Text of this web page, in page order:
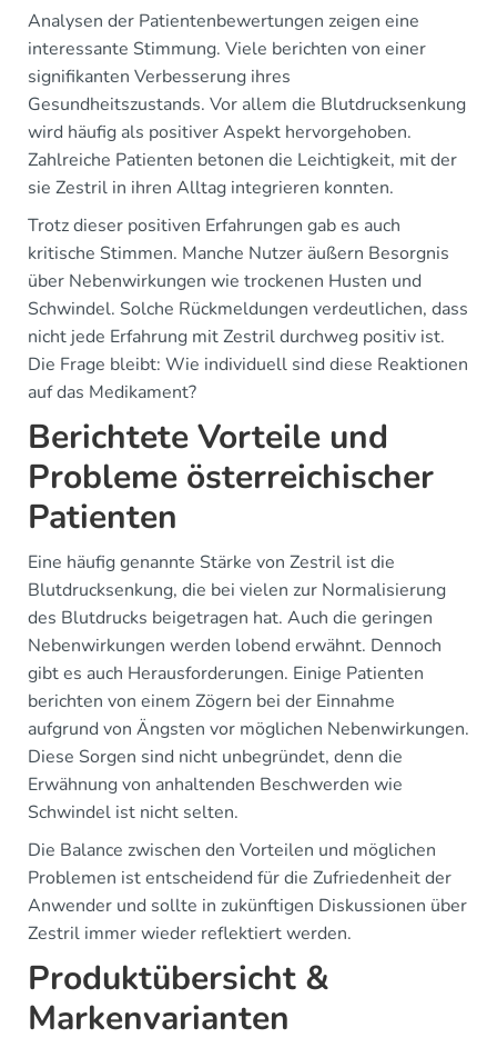
Analysen der Patientenbewertungen zeigen eine
interessante Stimmung. Viele berichten von einer
signifikanten Verbesserung ihres
Gesundheitszustands. Vor allem die Blutdrucksenkung
wird häufig als positiver Aspekt hervorgehoben.
Zahlreiche Patienten betonen die Leichtigkeit, mit der
sie Zestril in ihren Alltag integrieren konnten.
Trotz dieser positiven Erfahrungen gab es auch
kritische Stimmen. Manche Nutzer äußern Besorgnis
über Nebenwirkungen wie trockenen Husten und
Schwindel. Solche Rückmeldungen verdeutlichen, dass
nicht jede Erfahrung mit Zestril durchweg positiv ist.
Die Frage bleibt: Wie individuell sind diese Reaktionen
auf das Medikament?
Berichtete Vorteile und
Probleme österreichischer
Patienten
Eine häufig genannte Stärke von Zestril ist die
Blutdrucksenkung, die bei vielen zur Normalisierung
des Blutdrucks beigetragen hat. Auch die geringen
Nebenwirkungen werden lobend erwähnt. Dennoch
gibt es auch Herausforderungen. Einige Patienten
berichten von einem Zögern bei der Einnahme
aufgrund von Ängsten vor möglichen Nebenwirkungen.
Diese Sorgen sind nicht unbegründet, denn die
Erwähnung von anhaltenden Beschwerden wie
Schwindel ist nicht selten.
Die Balance zwischen den Vorteilen und möglichen
Problemen ist entscheidend für die Zufriedenheit der
Anwender und sollte in zukünftigen Diskussionen über
Zestril immer wieder reflektiert werden.
Produktübersicht &
Markenvarianten